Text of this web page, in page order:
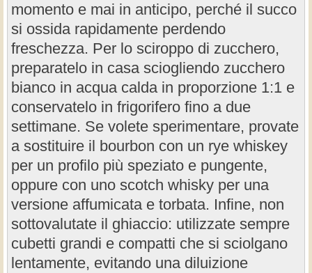
momento e mai in anticipo, perché il succo
si ossida rapidamente perdendo
freschezza. Per lo sciroppo di zucchero,
preparatelo in casa sciogliendo zucchero
bianco in acqua calda in proporzione 1:1 e
conservatelo in frigorifero fino a due
settimane. Se volete sperimentare, provate
a sostituire il bourbon con un rye whiskey
per un profilo più speziato e pungente,
oppure con uno scotch whisky per una
versione affumicata e torbata. Infine, non
sottovalutate il ghiaccio: utilizzate sempre
cubetti grandi e compatti che si sciolgano
lentamente, evitando una diluizione